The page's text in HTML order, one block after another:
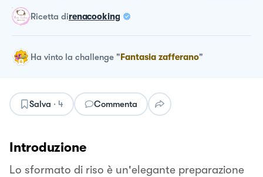
ricetta direnacooking
Ha vinto la challenge "Fantasia zafferano"
Salva · 4 Commenta
Introduzione
Lo sformato di riso è un'elegante preparazione